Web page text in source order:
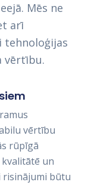
Mēs ne
arī
tehnoloģijas
vērtību.
vērtību
rūpīgā
un
risinājumi būtu